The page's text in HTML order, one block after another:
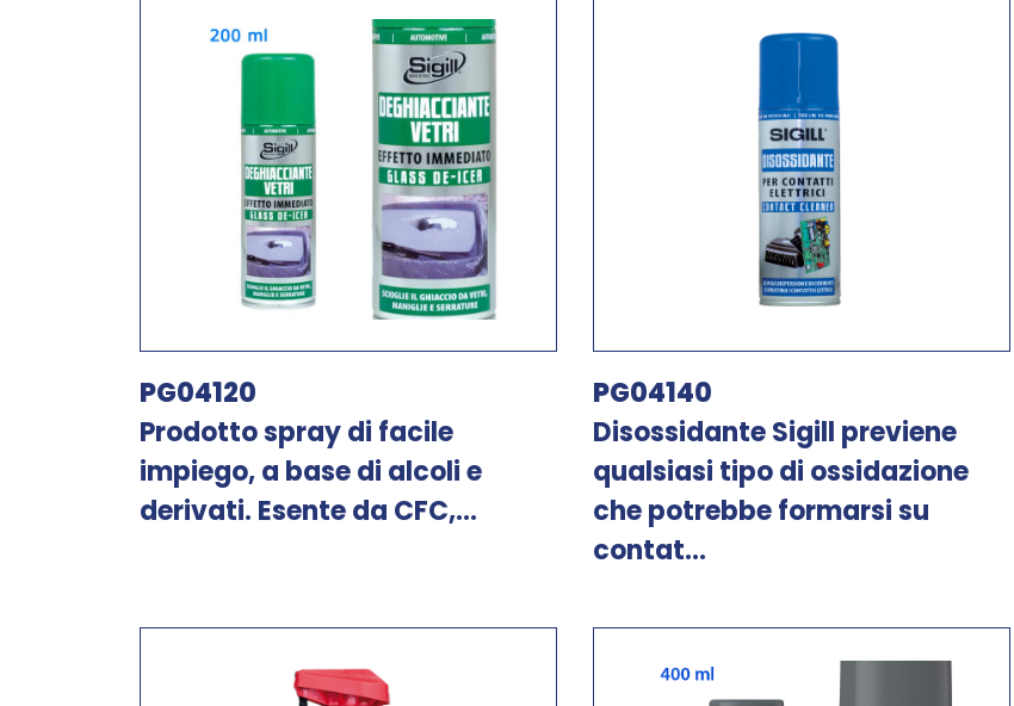
PG04120
Prodotto spray di facile
impiego, a base di alcoli e
derivati. Esente da CFC,...
PG04140
Disossidante Sigill previene
qualsiasi tipo di ossidazione
che potrebbe formarsi su
contat...